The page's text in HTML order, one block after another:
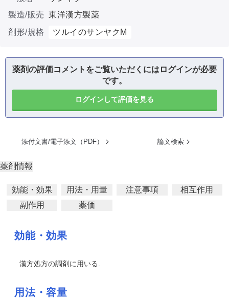
製造/販売 東洋漢方製薬
剤形/規格
ツルイのサンヤクM
薬剤の評価コメントをご覧いただくにはログインが必要
です。
ログインして評価を見る
添付文書/電子添文（PDF） 論文検索
薬剤情報
効能・効果 用法・用量 注意事項
相互作用
副作用
薬価
効能・効果
漢方処方の調剤に用いる.
用法・容量